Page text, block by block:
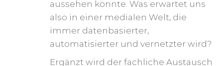
aussehen könnte. Was erwartet uns
also in einer medialen Welt, die
immer datenbasierter,
automatisierter und vernetzter wird?
Ergänzt wird der fachliche Austausch